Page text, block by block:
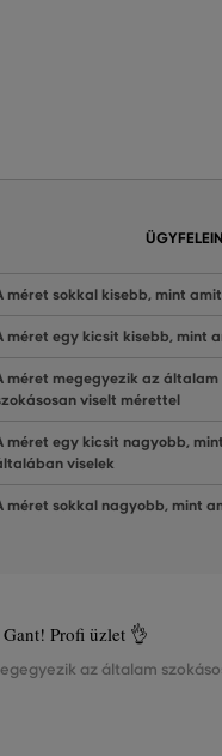
méret sokkal kisebb, mint
méret egy kicsit kisebb, mint
méret megegyezik az általam
viselt mérettel
méret egy kicsit nagyobb,
viselek
méret sokkal nagyobb, mint
Profi üzlet 👌
az általam